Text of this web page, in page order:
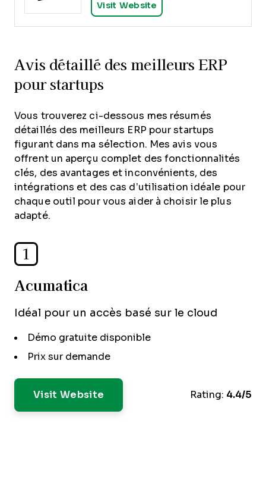
Visit Website
Avis détaillé des meilleurs ERP
pour startups
Vous trouverez ci-dessous mes résumés
détaillés des meilleurs ERP pour startups
figurant dans ma sélection. Mes avis vous
offrent un aperçu complet des fonctionnalités
clés, des avantages et inconvénients, des
intégrations et des cas d’utilisation idéale pour
chaque outil pour vous aider à choisir le plus
adapté.
1
Acumatica
Idéal pour un accès basé sur le cloud
Démo gratuite disponible
Prix sur demande
Visit Website Rating: 4.4/5